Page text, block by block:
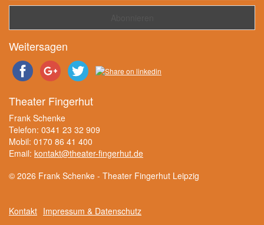
Weitersagen
Theater Fingerhut
Frank Schenke
Telefon: 0341 23 32 909
Mobil: 0170 86 41 400
Email: kontakt@theater-fingerhut.de
© 2026 Frank Schenke - Theater Fingerhut Leipzig
Kontakt Impressum & Datenschutz